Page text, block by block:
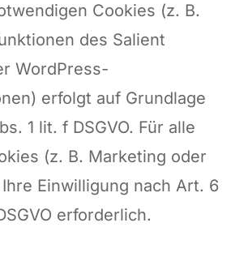
Cookies (z. B.
des Salient
WordPress-
erfolgt auf Grundlage
1 lit. f DSGVO. Für alle
(z. B. Marketing oder
Einwilligung nach Art. 6
erforderlich.